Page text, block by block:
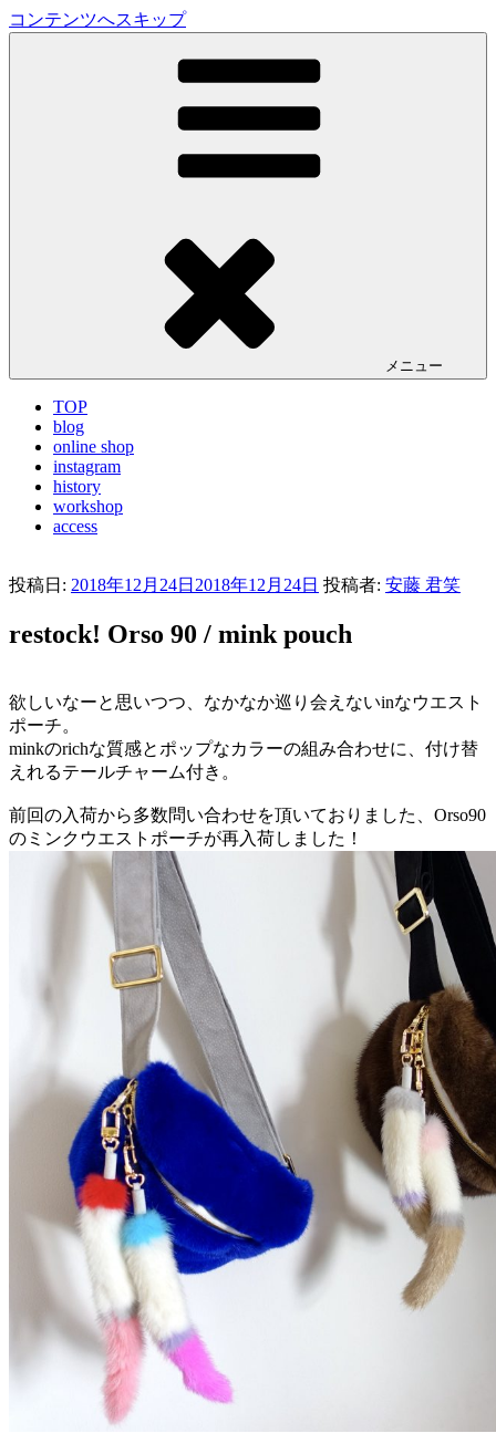
コンテンツへスキップ
LA VILLA ROUGE Blog
メニュー
TOP
blog
online shop
instagram
history
workshop
access
投稿日: 2018年12月24日 2018年12月24日 投稿者: 安藤 君笑
restock! Orso 90 / mink pouch
欲しいなーと思いつつ、なかなか巡り会えないinなウエスト
ポーチ。
minkのrichな質感とポップなカラーの組み合わせに、付け替
えれるテールチャーム付き。
前回の入荷から多数問い合わせを頂いておりました、Orso90
のミンクウエストポーチが再入荷しました！